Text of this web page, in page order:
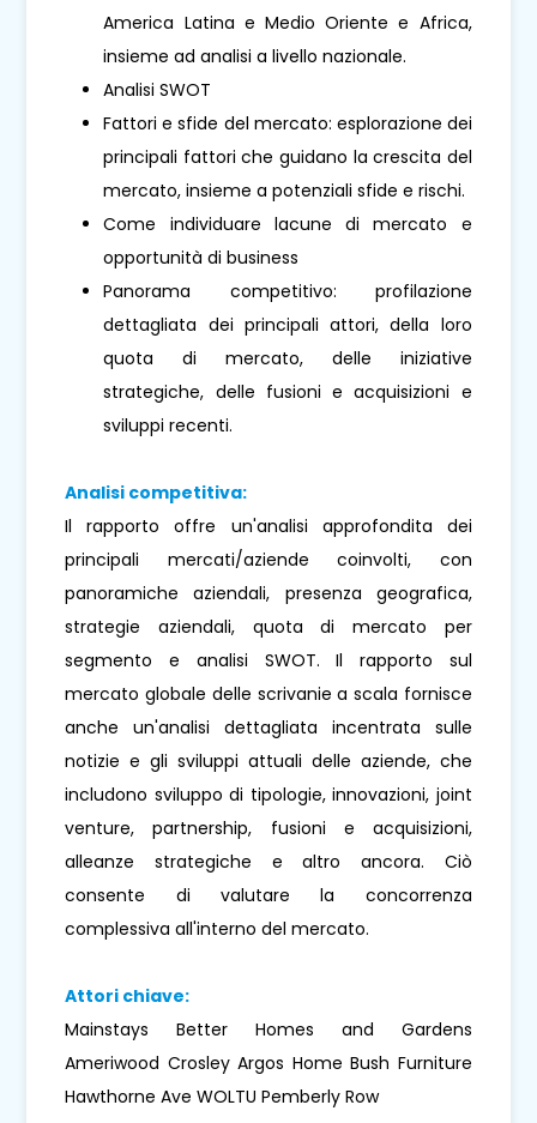
America Latina e Medio Oriente e Africa,
insieme ad analisi a livello nazionale.
Analisi SWOT
Fattori e sfide del mercato: esplorazione dei
principali fattori che guidano la crescita del
mercato, insieme a potenziali sfide e rischi.
Come individuare lacune di mercato e
opportunità di business
Panorama competitivo: profilazione
dettagliata dei principali attori, della loro
quota di mercato, delle iniziative
strategiche, delle fusioni e acquisizioni e
sviluppi recenti.
Analisi competitiva:
Il rapporto offre un'analisi approfondita dei
principali mercati/aziende coinvolti, con
panoramiche aziendali, presenza geografica,
strategie aziendali, quota di mercato per
segmento e analisi SWOT. Il rapporto sul
mercato globale delle scrivanie a scala fornisce
anche un'analisi dettagliata incentrata sulle
notizie e gli sviluppi attuali delle aziende, che
includono sviluppo di tipologie, innovazioni, joint
venture, partnership, fusioni e acquisizioni,
alleanze strategiche e altro ancora. Ciò
consente di valutare la concorrenza
complessiva all'interno del mercato.
Attori chiave:
Mainstays Better Homes and Gardens
Ameriwood Crosley Argos Home Bush Furniture
Hawthorne Ave WOLTU Pemberly Row